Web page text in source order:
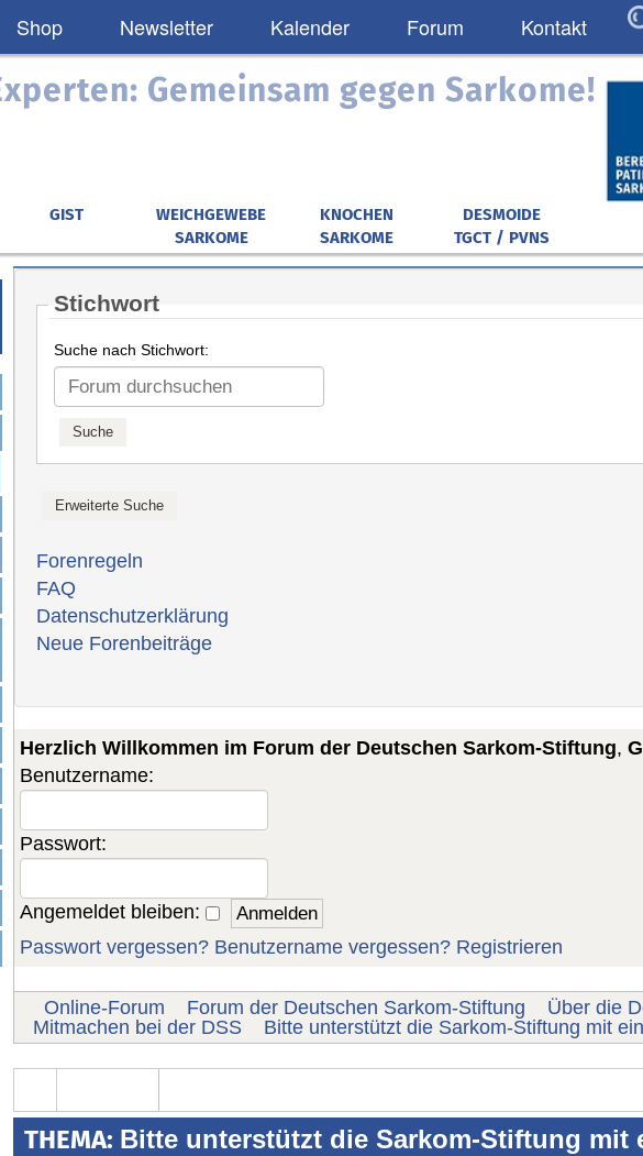
Shop Newsletter Kalender Forum Kontakt
Gemeinsam gegen Sarkome!
GIST
WEICHGEWEBE
SARKOME
KNOCHEN
SARKOME
DESMOIDE
TGCT / PVNS
Stichwort
Suche nach Stichwort:
Forenregeln
FAQ
Datenschutzerklärung
Neue Forenbeiträge
Herzlich Willkommen im Forum der Deutschen Sarkom-Stiftung,
Benutzername:
Passwort:
Angemeldet bleiben:
Passwort vergessen? Benutzername vergessen? Registrieren
Online-Forum Forum der Deutschen Sarkom-Stiftung
Über die
Mitmachen bei der DSS
Bitte unterstützt die Sarkom-Stiftung mit
THEMA: Bitte unterstützt die Sarkom-Stiftung mit